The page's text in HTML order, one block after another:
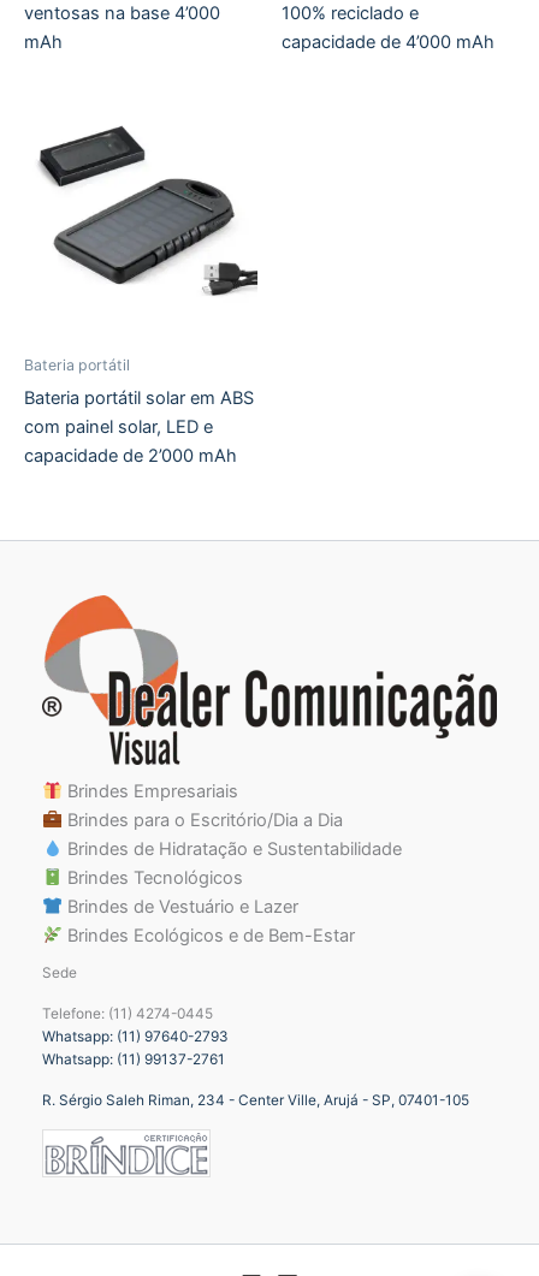
ventosas na base 4’000
mAh
100% reciclado e
capacidade de 4’000 mAh
Bateria portátil
Bateria portátil solar em ABS
com painel solar, LED e
capacidade de 2’000 mAh
Brindes Empresariais
Brindes para o Escritório/Dia a Dia
Brindes de Hidratação e Sustentabilidade
Brindes Tecnológicos
Brindes de Vestuário e Lazer
Brindes Ecológicos e de Bem-Estar
Sede
Telefone: (11) 4274-0445
Whatsapp: (11) 97640-2793
Whatsapp: (11) 99137-2761
R. Sérgio Saleh Riman, 234 - Center Ville, Arujá - SP, 07401-105